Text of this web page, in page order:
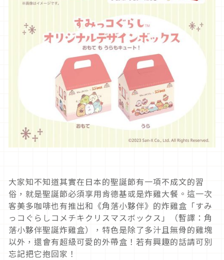
大家知不知道其實在日本的聖誕節有一項不成文的習
俗，就是聖誕節必須享用肯德基或是炸雞大餐。這一次
客美多咖啡也有推出和《角落小夥伴》的炸雞盒「すみ
っコぐらしコメチキクリスマスボックス」（暫譯：角
落小夥伴聖誕炸雞盒），特色是除了多汁且無骨的雞塊
以外，還會有超級可愛的外帶盒！若有興趣的話請可別
忘記把它抱回家！